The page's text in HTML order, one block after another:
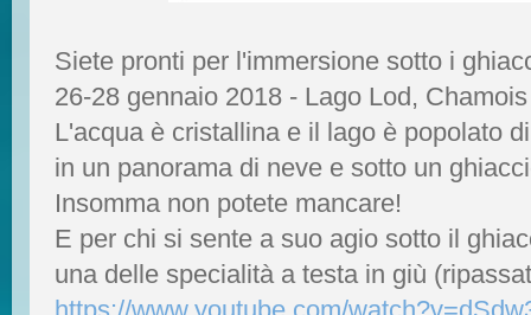
Siete pronti per l'immersione sotto i
26-28 gennaio 2018 - Lago Lod, Chamois
L'acqua è cristallina e il lago è popolato
in un panorama di neve e sotto un
Insomma non potete mancare!
E per chi si sente a suo agio sotto il
una delle specialità a testa in giù